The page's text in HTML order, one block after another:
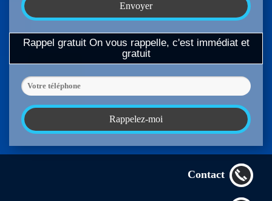
Rappel gratuit On vous rappelle, c'est immédiat et
gratuit
Contact